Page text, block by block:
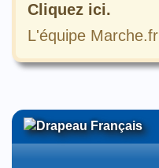
Cliquez ici.
L'équipe Marche.fr